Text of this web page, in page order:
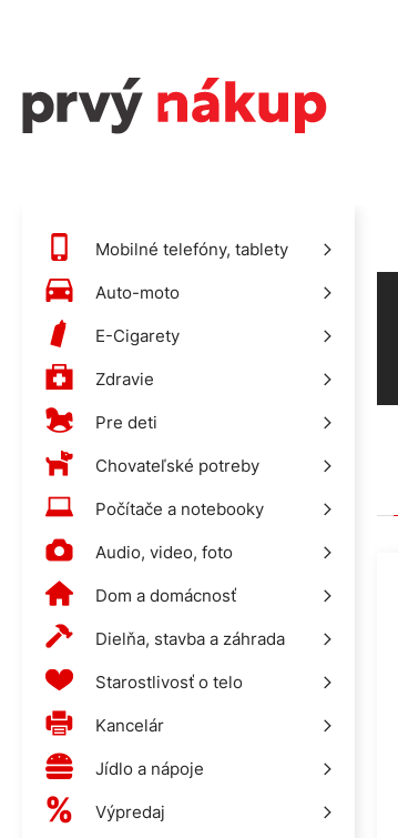
Mobilné telefóny, tablety
Auto-moto
E-Cigarety
Zdravie
Pre deti
Chovateľské potreby
Počítače a notebooky
Audio, video, foto
Dom a domácnosť
Dielňa, stavba a záhrada
Starostlivosť o telo
Kancelár
Jídlo a nápoje
Výpredaj